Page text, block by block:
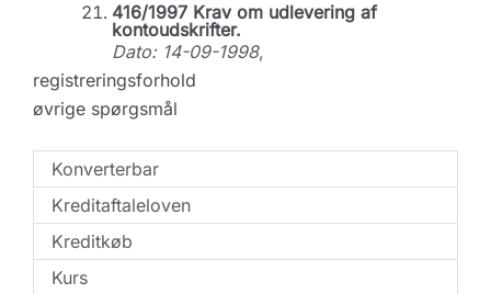
416/1997 Krav om udlevering af
kontoudskrifter.
Dato: 14-09-1998,
registreringsforhold
øvrige spørgsmål
Konverterbar
Kreditaftaleloven
Kreditkøb
Kurs